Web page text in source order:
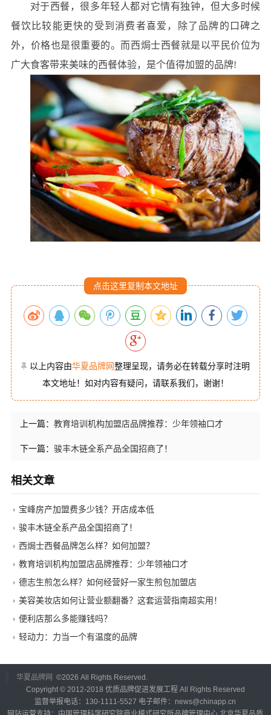
对于西餐，很多年轻人都对它情有独钟，但大多时候
餐饮比较能更快的受到消费者喜爱，除了品牌的口碑之
外，价格也是很重要的。而西焗士西餐就是以平民价位为
广大食客带来美味的西餐体验，是个值得加盟的品牌!
点击这里复制本文地址
以上内容由华夏品牌网整理呈现，请务必在转载分享时注明
本文地址！如对内容有疑问，请联系我们，谢谢！
上一篇： 教育培训机构加盟店品牌推荐：少年领袖口才
下一篇： 骏丰木链全系产品全国招商了！
相关文章
宝峰房产加盟费多少钱？开店成本低
骏丰木链全系产品全国招商了！
西焗士西餐品牌怎么样？如何加盟？
教育培训机构加盟店品牌推荐：少年领袖口才
德志生煎怎么样？如何经营好一家生煎包加盟店
美容美妆店如何让营业额翻番？这套运营指南超实用！
便利店那么多能赚钱吗？
轻动力：力当一个有温度的品牌
华夏品牌网 ©2026 All Rights Reserved.
Copyright © 2012-2018 优质品牌促进发展工程 All Rights Reserved
监督举报电话：130-1111-5527 电子邮件：news@chinapp.cn